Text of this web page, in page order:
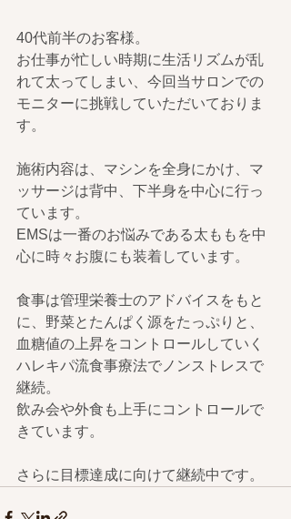
40代前半のお客様。
お仕事が忙しい時期に生活リズムが乱
れて太ってしまい、今回当サロンでの
モニターに挑戦していただいておりま
す。
施術内容は、マシンを全身にかけ、マ
ッサージは背中、下半身を中心に行っ
ています。
EMSは一番のお悩みである太ももを中
心に時々お腹にも装着しています。
食事は管理栄養士のアドバイスをもと
に、野菜とたんぱく源をたっぷりと、
血糖値の上昇をコントロールしていく
ハレキパ流食事療法でノンストレスで
継続。
飲み会や外食も上手にコントロールで
きています。
さらに目標達成に向けて継続中です。